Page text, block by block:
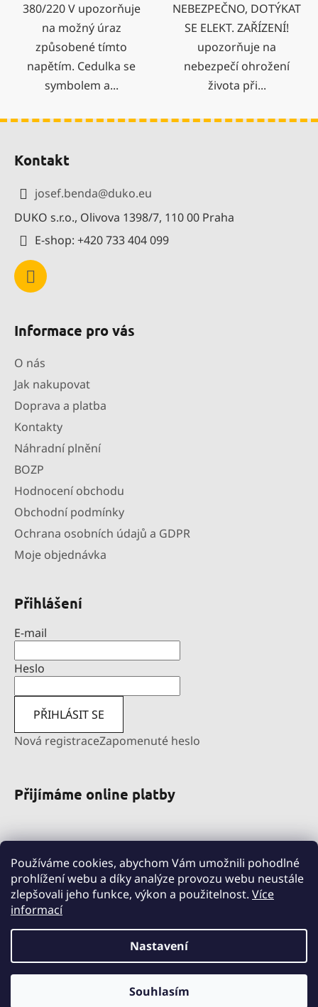
Používáme cookies, abychom Vám umožnili pohodlné
prohlížení webu a díky analýze provozu webu neustále
zlepšovali jeho funkce, výkon a použitelnost. Více
informací
Nastavení
Souhlasím
380/220 V upozorňuje
na možný úraz
způsobené tímto
napětím. Cedulka se
symbolem a...
NEBEZPEČNO, DOTÝKAT
SE ELEKT. ZAŘÍZENÍ!
upozorňuje na
nebezpečí ohrožení
života při...
Kontakt
josef.benda@duko.eu
DUKO s.r.o., Olivova 1398/7, 110 00 Praha
E-shop: +420 733 404 099
Informace pro vás
O nás
Jak nakupovat
Doprava a platba
Kontakty
Náhradní plnění
BOZP
Hodnocení obchodu
Obchodní podmínky
Ochrana osobních údajů a GDPR
Moje objednávka
Přihlášení
E-mail
Heslo
PŘIHLÁSIT SE
Nová registraceZapomenuté heslo
Přijímáme online platby
nahradniplneni.duko.eu
detske-obleceni-duko.cz
Vytvořil Shoptet